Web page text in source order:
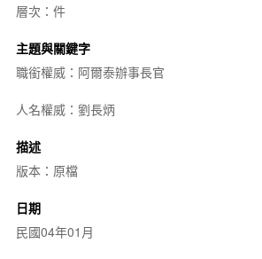
層次：件
主題與關鍵字
職銜權威：阿爾泰辦事長官
人名權威：劉長炳
描述
版本：原檔
日期
民國04年01月